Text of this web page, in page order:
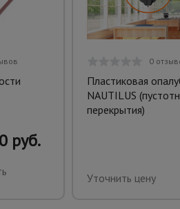
руб.
0
Пластиковая
NAUTILUS
перекрытия)
Уточнить цену